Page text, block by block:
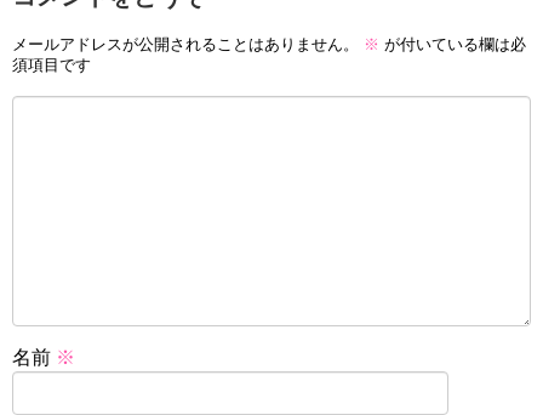
メールアドレスが公開されることはありません。 ※ が付いている欄は必
須項目です
名前 ※